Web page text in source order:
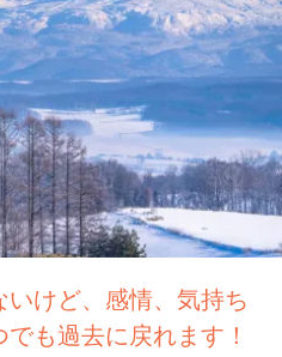
けど、感情、気持ち
も過去に戻れます！